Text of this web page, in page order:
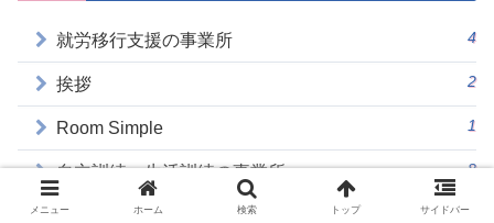
就労移行支援の事業所 4
挨拶 2
Room Simple 1
自立訓練、生活訓練の事業所 8
シャドーボックス 2
メニュー ホーム 検索 トップ サイドバー